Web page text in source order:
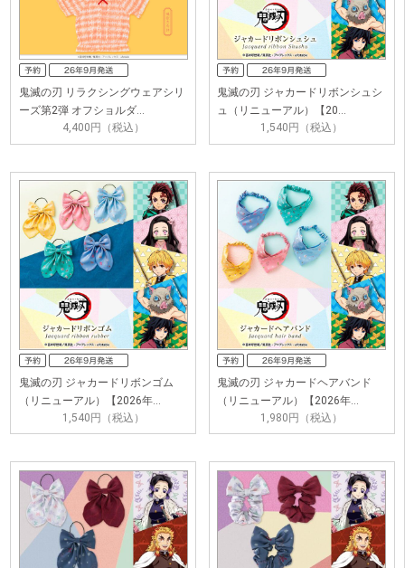
鬼滅の刃 リラクシングウェアシリ
ーズ第2弾 オフショルダ…
4,400円（税込）
鬼滅の刃 ジャカードリボンシュシ
ュ（リニューアル）【20…
1,540円（税込）
鬼滅の刃 ジャカードリボンゴム
（リニューアル）【2026年…
1,540円（税込）
鬼滅の刃 ジャカードヘアバンド
（リニューアル）【2026年…
1,980円（税込）